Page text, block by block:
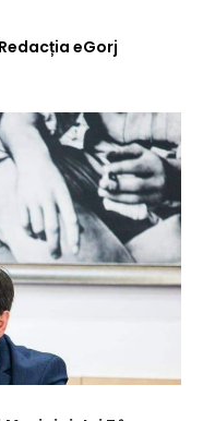
Redacția eGorj